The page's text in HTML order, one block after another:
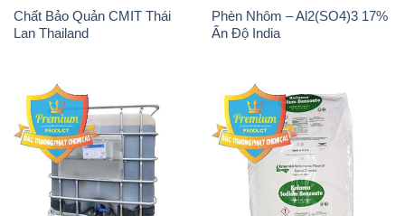
Chất Bảo Quản CMIT Thái
Lan Thailand
Phèn Nhôm – Al2(SO4)3 17%
Ấn Độ India